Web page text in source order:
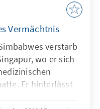
Vermächtnis
verstarb
wo er sich
Er hinterlässt